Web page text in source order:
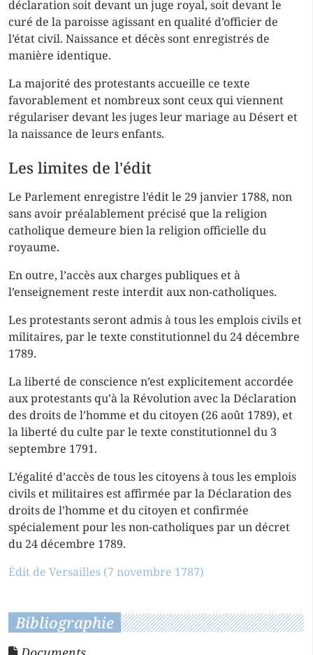
déclaration soit devant un juge royal, soit devant le
curé de la paroisse agissant en qualité d’officier de
l’état civil. Naissance et décès sont enregistrés de
manière identique.
La majorité des protestants accueille ce texte
favorablement et nombreux sont ceux qui viennent
régulariser devant les juges leur mariage au Désert et
la naissance de leurs enfants.
Les limites de l'édit
Le Parlement enregistre l’édit le 29 janvier 1788, non
sans avoir préalablement précisé que la religion
catholique demeure bien la religion officielle du
royaume.
En outre, l’accès aux charges publiques et à
l’enseignement reste interdit aux non-catholiques.
Les protestants seront admis à tous les emplois civils et
militaires, par le texte constitutionnel du 24 décembre
1789.
La liberté de conscience n’est explicitement accordée
aux protestants qu’à la Révolution avec la Déclaration
des droits de l’homme et du citoyen (26 août 1789), et
la liberté du culte par le texte constitutionnel du 3
septembre 1791.
L’égalité d’accès de tous les citoyens à tous les emplois
civils et militaires est affirmée par la Déclaration des
droits de l’homme et du citoyen et confirmée
spécialement pour les non-catholiques par un décret
du 24 décembre 1789.
Édit de Versailles (7 novembre 1787)
Bibliographie